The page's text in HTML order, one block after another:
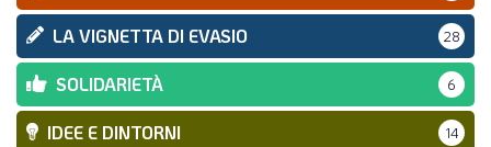
LA VIGNETTA DI EVASIO 28
SOLIDARIETÀ 6
IDEE E DINTORNI 14